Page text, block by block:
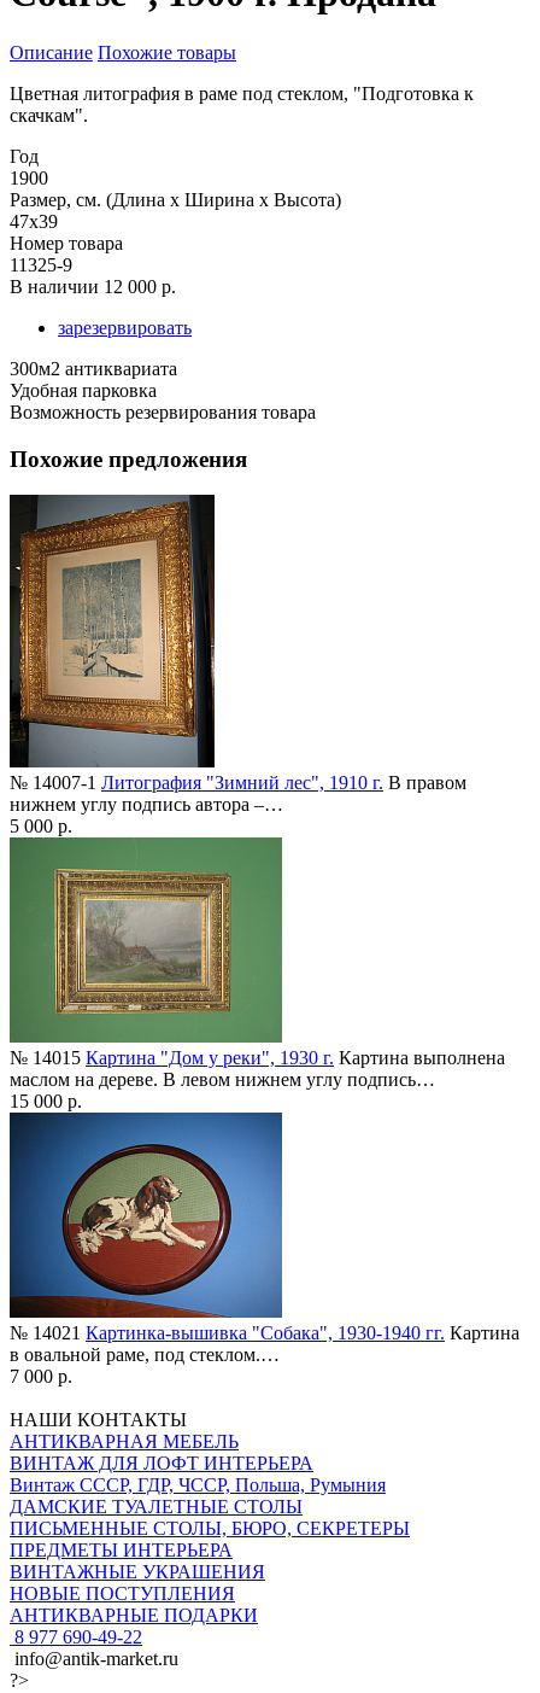
Описание Похожие товары
Цветная литография в раме под стеклом, "Подготовка к
скачкам".
Год
1900
Размер, см. (Длина х Ширина х Высота)
47х39
Номер товара
11325-9
В наличии 12 000 р.
зарезервировать
300м2 антиквариата
Удобная парковка
Возможность резервирования товара
Похожие предложения
№ 14007-1 Литография "Зимний лес", 1910 г. В правом
нижнем углу подпись автора –…
5 000 р.
№ 14015 Картина "Дом у реки", 1930 г. Картина выполнена
маслом на дереве. В левом нижнем углу подпись…
15 000 р.
№ 14021 Картинка-вышивка "Собака", 1930-1940 гг. Картина
в овальной раме, под стеклом.…
7 000 р.
НАШИ КОНТАКТЫ
АНТИКВАРНАЯ МЕБЕЛЬ
ВИНТАЖ ДЛЯ ЛОФТ ИНТЕРЬЕРА
Винтаж СССР, ГДР, ЧССР, Польша, Румыния
ДАМСКИЕ ТУАЛЕТНЫЕ СТОЛЫ
ПИСЬМЕННЫЕ СТОЛЫ, БЮРО, СЕКРЕТЕРЫ
ПРЕДМЕТЫ ИНТЕРЬЕРА
ВИНТАЖНЫЕ УКРАШЕНИЯ
НОВЫЕ ПОСТУПЛЕНИЯ
АНТИКВАРНЫЕ ПОДАРКИ
8 977 690-49-22
info@antik-market.ru
?>